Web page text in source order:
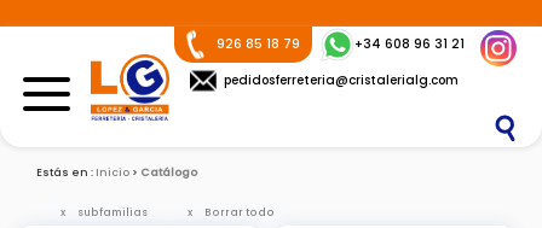
926 85 18 79
+34 608 96 31 21
pedidosferreteria@cristalerialg.com
Estás en : Inicio Catálogo
subfamilias Borrar todo